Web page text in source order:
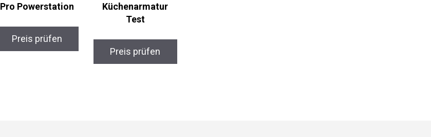
Pro Powerstation
Preis prüfen
Küchenarmatur
Test
Preis prüfen